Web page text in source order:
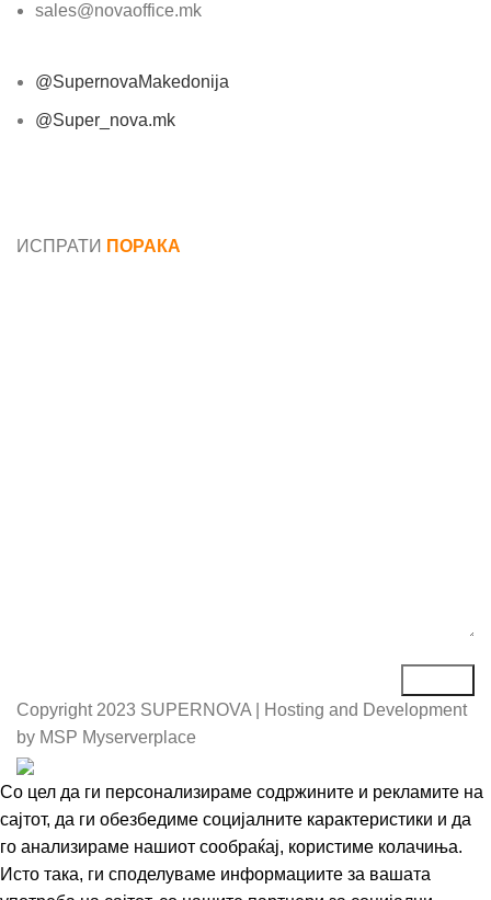
sales@novaoffice.mk
@SupernovaMakedonija
@Super_nova.mk
ИСПРАТИ ПОРАКА
Copyright 2023 SUPERNOVA | Hosting and Development
by MSP Myserverplace
Со цел да ги персонализираме содржините и рекламите на
сајтот, да ги обезбедиме социјалните карактеристики и да
го анализираме нашиот сообраќај, користиме колачиња.
Исто така, ги споделуваме информациите за вашата